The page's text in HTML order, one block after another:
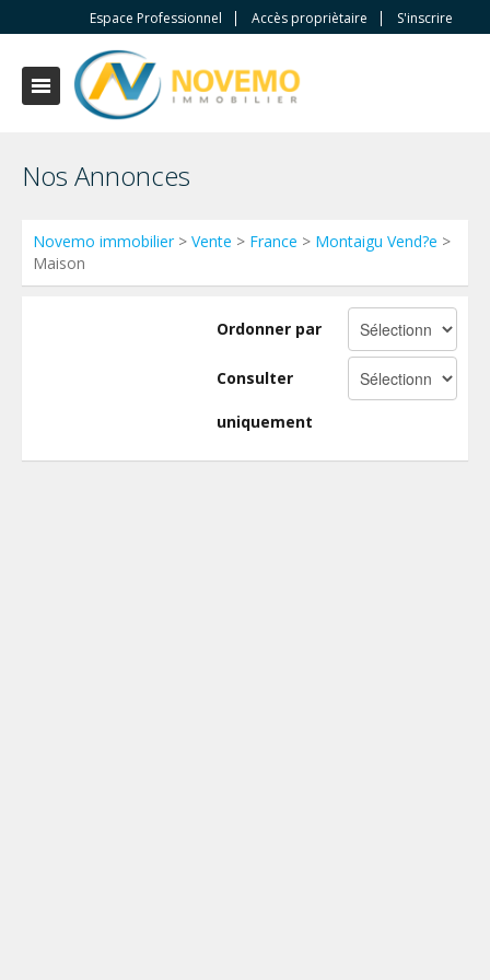
Espace Professionnel Accès propriètaire S'inscrire
Nos Annonces
Novemo immobilier> Vente > France > Montaigu Vend?e >
Maison
Ordonner par
Consulter
uniquement